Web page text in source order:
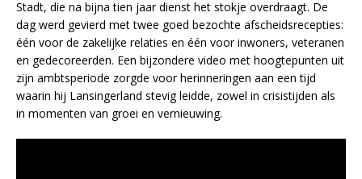
Stadt, die na bijna tien jaar dienst het stokje overdraagt. De
dag werd gevierd met twee goed bezochte afscheidsrecepties:
één voor de zakelijke relaties en één voor inwoners, veteranen
en gedecoreerden. Een bijzondere video met hoogtepunten uit
zijn ambtsperiode zorgde voor herinneringen aan een tijd
waarin hij Lansingerland stevig leidde, zowel in crisistijden als
in momenten van groei en vernieuwing.